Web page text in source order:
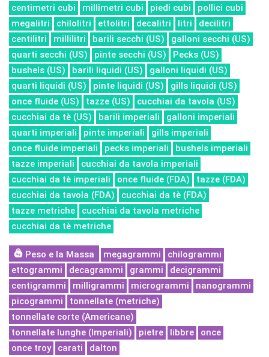
centimetri cubi
millimetri cubi piedi cubi
pollici cubi
megalitri
chilolitri ettolitri decalitri litri
decilitri
centilitri
millilitri barili secchi (US)
galloni secchi (US)
quarti secchi (US)
pinte secchi (US)
Pecks (US)
bushels (US)
barili liquidi (US)
galloni liquidi (US)
quarti liquidi (US)
pinte liquidi (US)
gills liquidi (US)
once fluide (US)
tazze (US)
cucchiai da tavola (US)
cucchiai da tè (US)
barili imperiali
galloni imperiali
quarti imperiali
pinte imperiali
gills imperiali
once fluide imperiali
pecks imperiali
bushels imperiali
tazze imperiali
cucchiai da tavola imperiali
cucchiai da tè imperiali
once fluide (FDA)
tazze (FDA)
cucchiai da tavola (FDA)
cucchiai da tè (FDA)
tazze metriche
cucchiai da tavola metriche
cucchiai da tè metriche
Peso e la Massa megagrammi
chilogrammi
ettogrammi
decagrammi grammi
decigrammi
centigrammi
milligrammi microgrammi
nanogrammi
picogrammi
tonnellate (metriche)
tonnellate corte (Americane)
tonnellate lunghe (Imperiali)
pietre libbre
once
once troy
carati dalton